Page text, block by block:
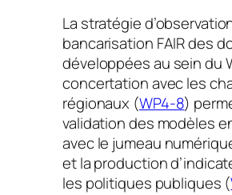
La stratégie
bancarisation FAIR des
développées au sein du
concertation avec les
régionaux (WP4-8)
validation des modèles
avec le jumeau
et la production
les politiques publiques (